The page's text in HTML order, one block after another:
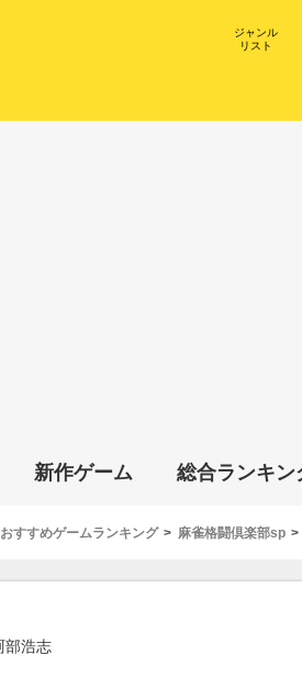
ジャンル
リスト
新作ゲーム 総合ランキン
すすめゲームランキング 麻雀格闘倶楽部sp
部浩志